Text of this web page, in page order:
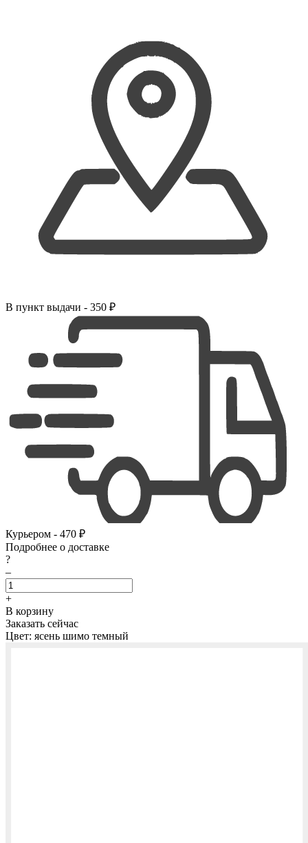
В пункт выдачи - 350 ₽
Курьером - 470 ₽
Подробнее о доставке
?
–
+
В корзину
Заказать сейчас
Цвет: ясень шимо темный